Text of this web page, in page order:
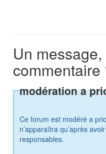
Un message,
commentaire
modération a
Ce forum est modéré a
n’apparaîtra qu’après
responsables.